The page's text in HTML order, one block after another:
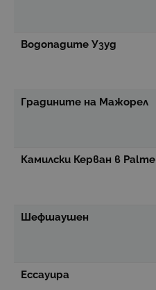
Водопадите Узуд
Градините на Мажорел
Камилски Керван в
Шефшаушен
Ессауира